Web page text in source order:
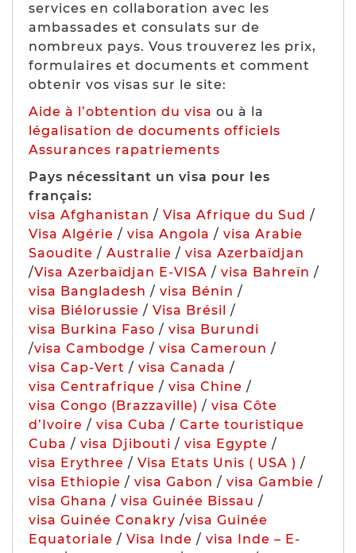
services en collaboration avec les
ambassades et consulats sur de
nombreux pays. Vous trouverez les prix,
formulaires et documents et comment
obtenir vos visas sur le site:
Aide à l’obtention du visa ou à la
légalisation de documents officiels
Assurances rapatriements
Pays nécessitant un visa pour les
français:
visa Afghanistan / Visa Afrique du Sud /
Visa Algérie / visa Angola / visa Arabie
Saoudite / Australie / visa Azerbaïdjan
/Visa Azerbaïdjan E-VISA / visa Bahreïn /
visa Bangladesh / visa Bénin /
visa Biélorussie / Visa Brésil /
visa Burkina Faso / visa Burundi
/visa Cambodge / visa Cameroun /
visa Cap-Vert / visa Canada /
visa Centrafrique / visa Chine /
visa Congo (Brazzaville) / visa Côte
d’Ivoire / visa Cuba / Carte touristique
Cuba / visa Djibouti / visa Egypte /
visa Erythree / Visa Etats Unis ( USA ) /
visa Ethiopie / visa Gabon / visa Gambie /
visa Ghana / visa Guinée Bissau /
visa Guinée Conakry /visa Guinée
Equatoriale / Visa Inde / visa Inde – E-